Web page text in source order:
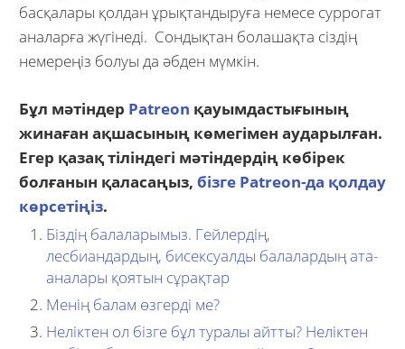
басқалары қолдан ұрықтандыруға немесе суррогат
аналарға жүгінеді. Сондықтан болашақта сіздің
немереңіз болуы да әбден мүмкін.
Бұл мәтіндер Patreon қауымдастығының
жинаған ақшасының көмегімен аударылған.
Егер қазақ тіліндегі мәтіндердің көбірек
болғанын қаласаңыз, бізге Patreon-да қолдау
көрсетіңіз.
Біздің балаларымыз. Гейлердің,
лесбиандардың, бисексуалды балалардың ата-
аналары қоятын сұрақтар
Менің балам өзгерді ме?
Неліктен ол бізге бұл туралы айтты? Неліктен